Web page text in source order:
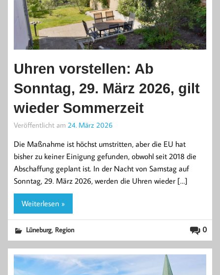
Uhren vorstellen: Ab
Sonntag, 29. März 2026, gilt
wieder Sommerzeit
Veröffentlicht am 24. März 2026
Die Maßnahme ist höchst umstritten, aber die EU hat
bisher zu keiner Einigung gefunden, obwohl seit 2018 die
Abschaffung geplant ist. In der Nacht von Samstag auf
Sonntag, 29. März 2026, werden die Uhren wieder […]
Weiterlesen »
0
Lüneburg, Region